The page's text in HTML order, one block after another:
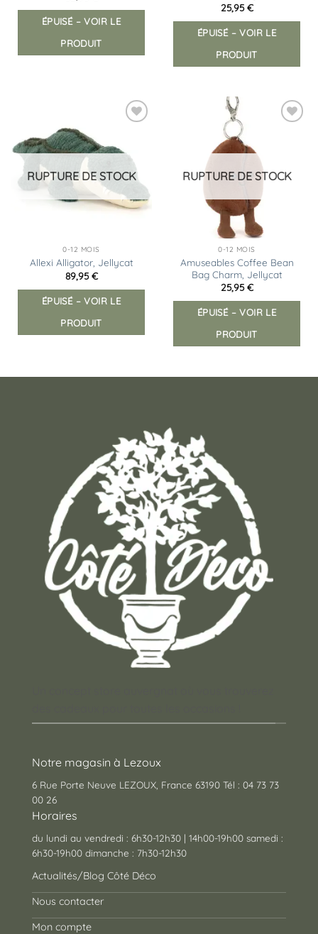
ÉPUISÉ – VOIR LE
PRODUIT
25,95€
ÉPUISÉ – VOIR LE
PRODUIT
liste
d’envies
RUPTURE DE STOCK
0-12 MOIS
Allexi Alligator, Jellycat
89,95€
ÉPUISÉ – VOIR LE
PRODUIT
RUPTURE DE STOCK
0-12 MOIS
Amuseables Coffee Bean
Bag Charm, Jellycat
25,95€
ÉPUISÉ – VOIR LE
PRODUIT
Notre magasin à Lezoux
6 Rue Porte Neuve LEZOUX, France 63190 Tél : 04 73 73
00 26
Horaires
du lundi au vendredi : 6h30-12h30 | 14h00-19h00 samedi :
6h30-19h00 dimanche : 7h30-12h30
Actualités/Blog Côté Déco
Nous contacter
Mon compte